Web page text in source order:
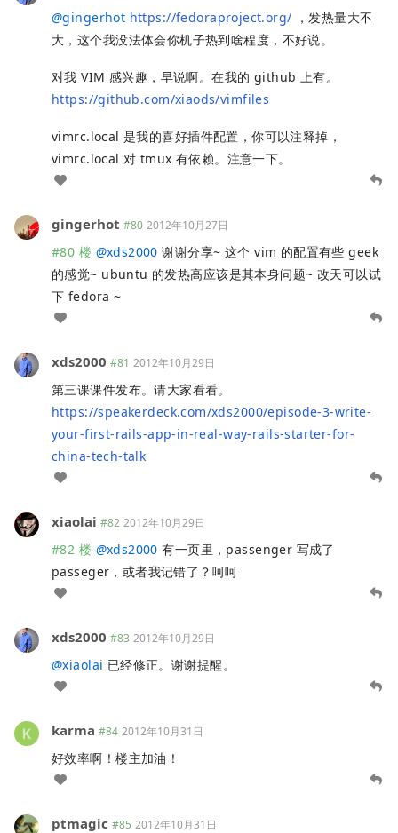
@gingerhot https://fedoraproject.org/ ，发热量大不
大，这个我没法体会你机子热到啥程度，不好说。
对我 VIM 感兴趣，早说啊。在我的 github 上有。
https://github.com/xiaods/vimfiles
vimrc.local 是我的喜好插件配置，你可以注释掉，
vimrc.local 对 tmux 有依赖。注意一下。
gingerhot #80 2012年10月27日
#80 楼 @xds2000 谢谢分享~ 这个 vim 的配置有些 geek
的感觉~ ubuntu 的发热高应该是其本身问题~ 改天可以试
下 fedora ~
xds2000 #81 2012年10月29日
第三课课件发布。请大家看看。
https://speakerdeck.com/xds2000/episode-3-write-
your-first-rails-app-in-real-way-rails-starter-for-
china-tech-talk
xiaolai #82 2012年10月29日
#82 楼 @xds2000 有一页里，passenger 写成了
passeger，或者我记错了？呵呵
xds2000 #83 2012年10月29日
@xiaolai 已经修正。谢谢提醒。
karma #84 2012年10月31日
好效率啊！楼主加油！
ptmagic #85 2012年10月31日